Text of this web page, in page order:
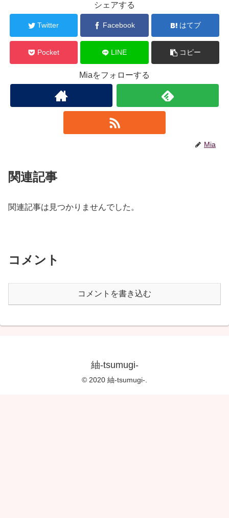
シェアする
Twitter Facebook はてブ
Pocket LINE コピー
Miaをフォローする
Mia
関連記事
関連記事は見つかりませんでした。
コメント
コメントを書き込む
紬-tsumugi-
© 2020 紬-tsumugi-.